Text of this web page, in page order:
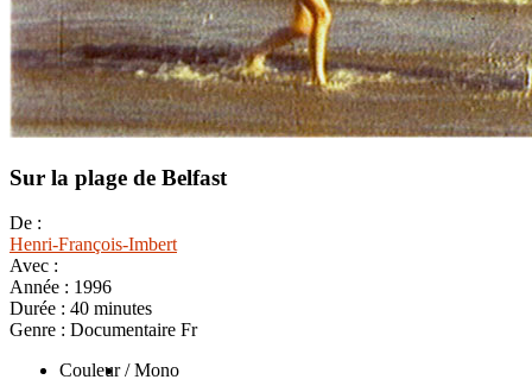
Sur la plage de Belfast
De :
Henri-François-Imbert
Avec :
Année : 1996
Durée : 40 minutes
Genre : Documentaire Fr
Couleur / Mono